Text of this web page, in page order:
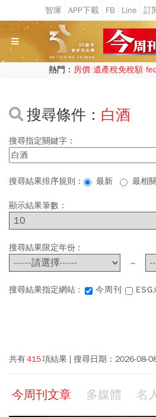
熱門： 房價 遺產稅免稅額
搜尋條件： 白酒
搜尋指定關鍵字：
搜尋結果排序規則： 最新 最相關
顯示結果筆數：
搜尋結果限定年份 :
~
搜尋結果指定網站 : 今周刊
共有415項結果 搜尋日期： 2026-08-
今周刊文章 多媒體 名